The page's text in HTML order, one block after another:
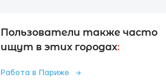
Пользователи также часто
ищут в этих городах:
Работа в Париже →